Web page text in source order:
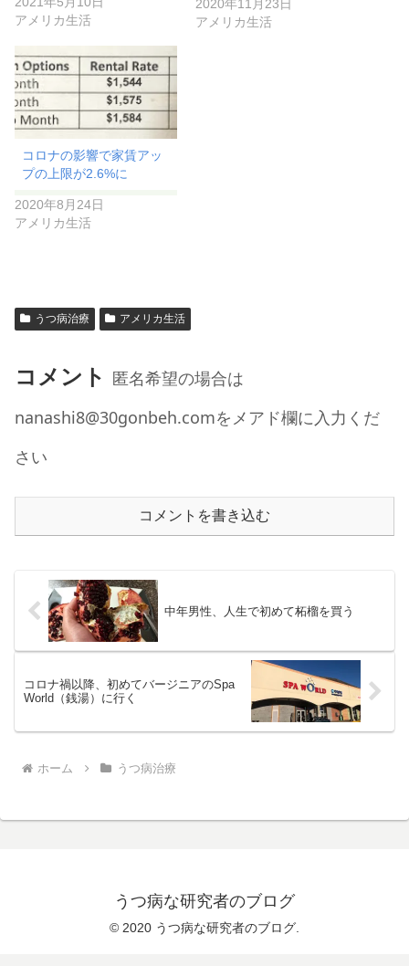
アメリカ生活
2020年11月23日
アメリカ生活
コロナの影響で家賃アッ
プの上限が2.6%に
2020年8月24日
アメリカ生活
うつ病治療 アメリカ生活
コメント 匿名希望の場合は
nanashi8@30gonbeh.comをメアド欄に入力くだ
さい
コメントを書き込む
中年男性、人生で初めて柘榴を買う
コロナ禍以降、初めてバージニアのSpa
World（銭湯）に行く
ホーム うつ病治療
うつ病な研究者のブログ
© 2020 うつ病な研究者のブログ.